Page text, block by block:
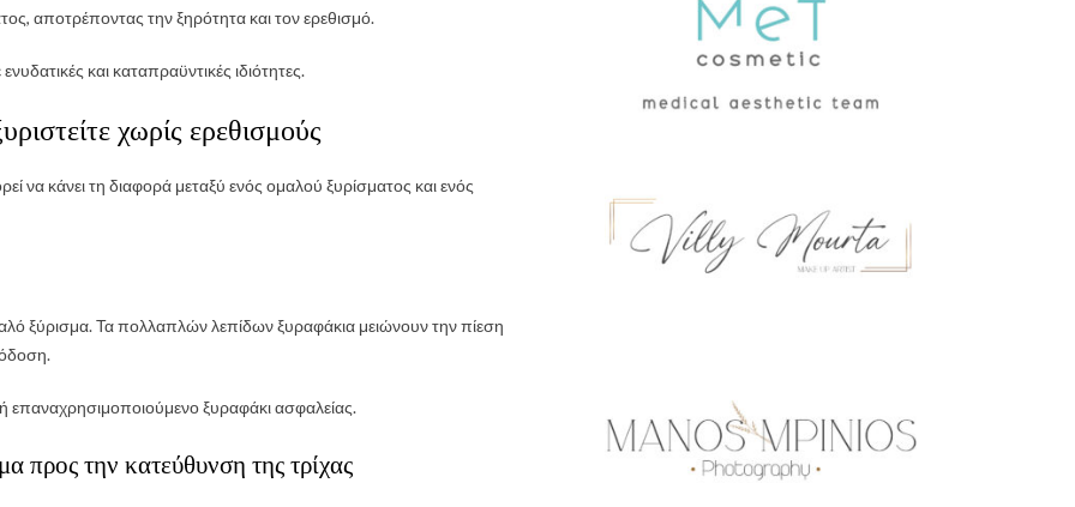
αποτρέποντας την ξηρότητα και τον ερεθισμό.
και καταπραϋντικές ιδιότητες.
χωρίς ερεθισμούς
να κάνει τη διαφορά μεταξύ ενός ομαλού ξυρίσματος και ενός
ξύρισμα. Τα πολλαπλών λεπίδων ξυραφάκια μειώνουν την πίεση
επαναχρησιμοποιούμενο ξυραφάκι ασφαλείας.
προς την κατεύθυνση της τρίχας